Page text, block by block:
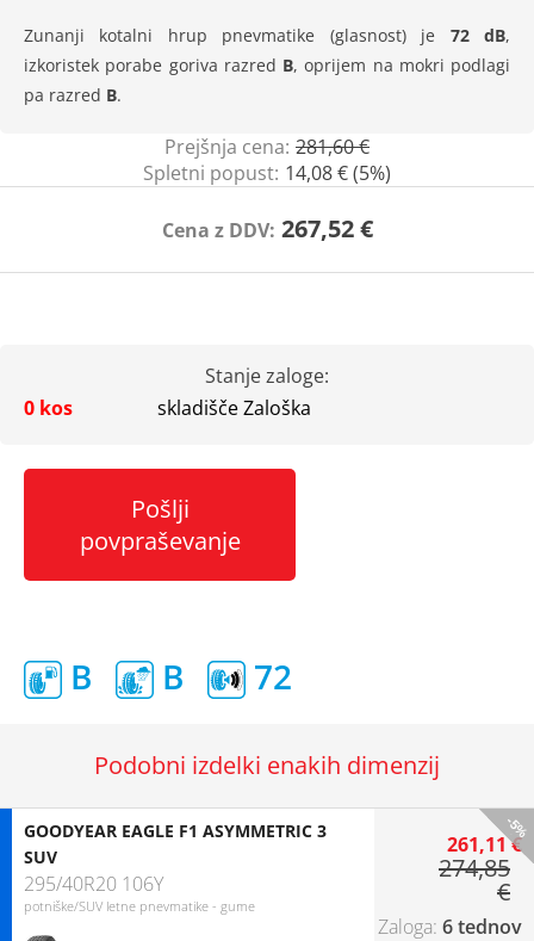
Zunanji kotalni hrup pnevmatike (glasnost) je 72 dB,
izkoristek porabe goriva razred B, oprijem na mokri podlagi
pa razred B.
Prejšnja cena: 281,60 €
Spletni popust: 14,08 € (5%)
Cena z DDV: 267,52 €
Stanje zaloge:
0 kos
skladišče Zaloška
Pošlji
povpraševanje
B B 72
Podobni izdelki enakih dimenzij
-5%
GOODYEAR EAGLE F1 ASYMMETRIC 3
SUV
295/40R20 106Y
potniške/SUV letne pnevmatike - gume
261,11 €
274,85
€
6 tednov